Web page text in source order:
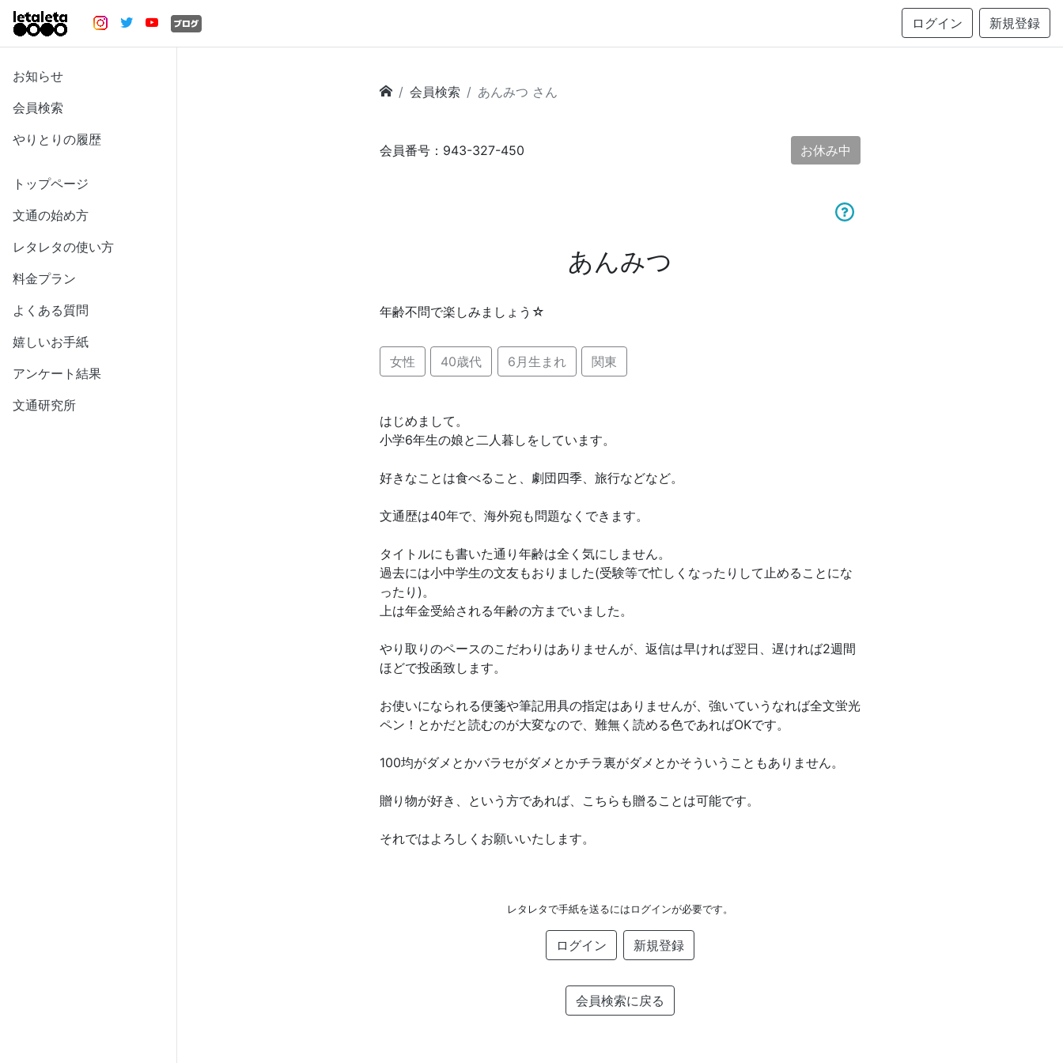
ログイン 新規登録
お知らせ
会員検索
やりとりの履歴
トップページ
文通の始め方
レタレタの使い方
料金プラン
よくある質問
嬉しいお手紙
アンケート結果
文通研究所
会員検索 あんみつ さん
会員番号：943-327-450 お休み中
あんみつ
年齢不問で楽しみましょう☆
女性 40歳代 6月生まれ 関東
はじめまして。
小学6年生の娘と二人暮しをしています。
好きなことは食べること、劇団四季、旅行などなど。
文通歴は40年で、海外宛も問題なくできます。
タイトルにも書いた通り年齢は全く気にしません。
過去には小中学生の文友もおりました(受験等で忙しくなったりして止めることにな
ったり)。
上は年金受給される年齢の方までいました。
やり取りのペースのこだわりはありませんが、返信は早ければ翌日、遅ければ2週間
ほどで投函致します。
お使いになられる便箋や筆記用具の指定はありませんが、強いていうなれば全文蛍光
ペン！とかだと読むのが大変なので、難無く読める色であればOKです。
100均がダメとかバラセがダメとかチラ裏がダメとかそういうこともありません。
贈り物が好き、という方であれば、こちらも贈ることは可能です。
それではよろしくお願いいたします。
レタレタで手紙を送るにはログインが必要です。
ログイン 新規登録
会員検索に戻る